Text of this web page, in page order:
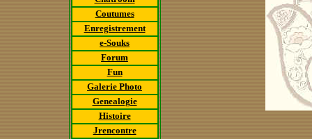
Coutumes
Enregistrement
e-Souks
Forum
Fun
Galerie Photo
Genealogie
Histoire
Jrencontre